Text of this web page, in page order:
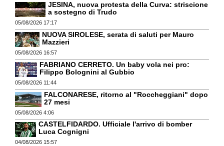
JESINA, nuova protesta della Curva: striscione
a sostegno di Trudo
05/08/2026 17:17
NUOVA SIROLESE, serata di saluti per Mauro
Mazzieri
05/08/2026 16:57
FABRIANO CERRETO. Un baby vola nei pro:
Filippo Bolognini al Gubbio
05/08/2026 11:44
FALCONARESE, ritorno al "Roccheggiani" dopo
27 mesi
05/08/2026 4:06
CASTELFIDARDO. Ufficiale l'arrivo di bomber
Luca Cognigni
04/08/2026 15:57